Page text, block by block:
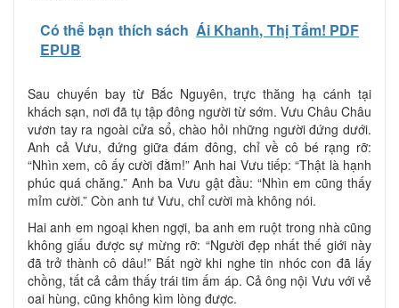
Có thể bạn thích sách Ái Khanh, Thị Tẩm! PDF
EPUB
Sau chuyến bay từ Bắc Nguyên, trực thăng hạ cánh tại
khách sạn, nơi đã tụ tập đông người từ sớm. Vưu Châu Châu
vươn tay ra ngoài cửa sổ, chào hỏi những người đứng dưới.
Anh cả Vưu, đứng giữa đám đông, chỉ về cô bé rạng rỡ:
“Nhìn xem, cô ấy cười đằm!” Anh hai Vưu tiếp: “Thật là hạnh
phúc quá chăng.” Anh ba Vưu gật đầu: “Nhìn em cũng thấy
mỉm cười.” Còn anh tư Vưu, chỉ cười mà không nói.
Hai anh em ngoại khen ngợi, ba anh em ruột trong nhà cũng
không giấu được sự mừng rỡ: “Người đẹp nhất thế giới này
đã trở thành cô dâu!” Bất ngờ khi nghe tin nhóc con đã lấy
chồng, tất cả cảm thấy trái tim ấm áp. Cả ông nội Vưu với vẻ
oai hùng, cũng không kìm lòng được.